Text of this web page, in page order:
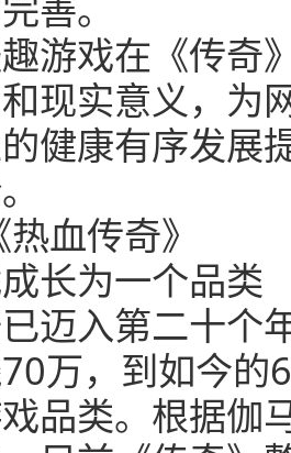
游戏在《传奇
现实意义，为
健康有序发展
血传奇》
长为一个品类
迈入第二十个
万，到如今的
品类。根据伽